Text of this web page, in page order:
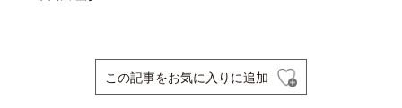
この記事をお気に入りに追加